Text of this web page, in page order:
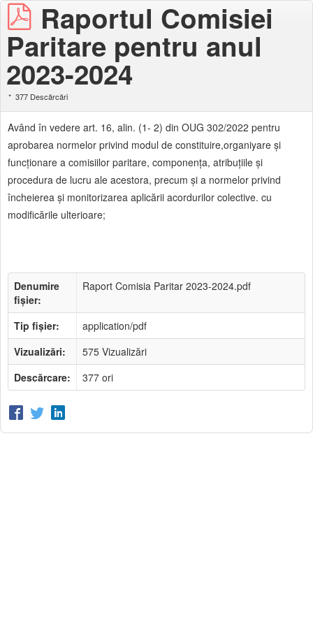
Raportul Comisiei
Paritare pentru anul
2023-2024
377 Descărcări
Având în vedere art. 16, alin. (1- 2) din OUG 302/2022 pentru
aprobarea normelor privind modul de constituire,organiyare şi
funcţionare a comisiilor paritare, componenţa, atribuţiile şi
procedura de lucru ale acestora, precum şi a normelor privind
încheierea şi monitorizarea aplicării acordurilor colective. cu
modificările ulterioare;
Denumire
fișier:
Raport Comisia Paritar 2023-2024.pdf
Tip fișier:
application/pdf
Vizualizări:
575 Vizualizări
Descărcare:
377 ori